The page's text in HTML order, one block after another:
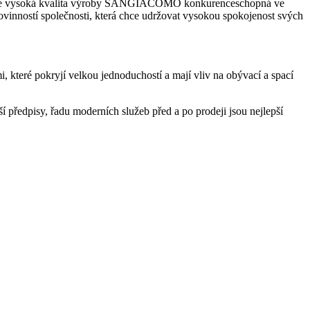
vysoká kvalita výroby SANGIACOMO konkurenceschopná ve
společnosti, která chce udržovat vysokou spokojenost svých
které pokryjí velkou jednoduchostí a mají vliv na obývací a spací
řadu moderních služeb před a po prodeji jsou nejlepší